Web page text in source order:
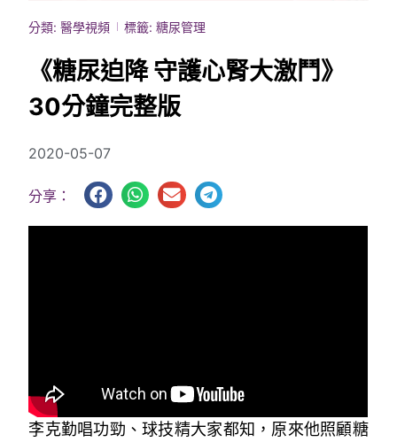
分類: 醫學視頻 標籤: 糖尿管理
《糖尿迫降 守護心腎大激鬥》
30分鐘完整版
2020-05-07
分享：
李克勤唱功勁、球技精大家都知，原來他照顧糖